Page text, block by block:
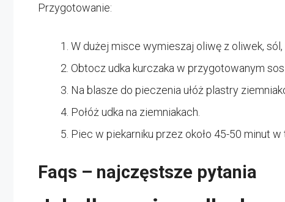
Przygotowanie:
W dużej misce wymieszaj oliwę z oliwek, sól,
Obtocz udka kurczaka w przygotowanym
Na blasze do pieczenia ułóż plastry
Połóż udka na ziemniakach.
Piec w piekarniku przez około 45-50 minut
Faqs – najczęstsze pytania